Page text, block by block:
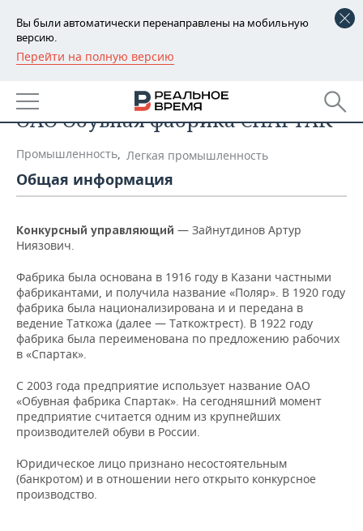
Вы были автоматически перенаправлены на мобильную
версию.
Перейти на полную версию
РЕГИОНЫ
БАШКОРТОСТАН
ТАТАРСТАН
УДМУРТИЯ
НОВОСТИ
АНАЛИТИКА
НОВОСТИ АНАЛИТИКИ
КОРОЛИ ГОСЗАКАЗА ПФО
ВУЗЫ ТАТАРСТАНА
КОМУ ПРИНАДЛЕЖАТ
ТОРГОВЫЕ ЦЕНТРЫ
ТАТАРСТАНА
ЭКОНОМИКА
ФИНАНСЫ
БАНКИ
БЮДЖЕТ
ИНВЕСТИЦИИ
НОВОСТИ
АГРОПРОМ
МАШИНОСТРОЕНИЕ
НЕФТЬ
ОПК
ЭНЕРГЕТИКА
НЕДВИЖИМОСТЬ
НОВОСТИ НЕДВИЖИМОСТИ
АВТО
НОВОСТИ АВТО
БИЗНЕС
НОВОСТИ БИЗНЕСА
РОЗНИЧНАЯ ТОРГОВЛЯ
ТРАНСПОРТ
УСЛУГИ
ТЕХНОЛОГИИ
НОВОСТИ ТЕХНОЛОГИЙ
IT
МЕДИА
ТЕЛЕКОММУНИКАЦИИ
МЕРОПРИЯТИЯ
НОВОСТИ МЕРОПРИЯТИЙ
ВЫЕЗДНАЯ РЕДАКЦИЯ
БИЗНЕС-БРАНЧИ
СПОРТ
НОВОСТИ СПОРТА
ФУТБОЛ
ОБЩЕСТВО
НОВОСТИ ОБЩЕСТВА
ФОТОГАЛЕРЕЯ
ОАО Обувная фабрика СПАРТАК
Промышленность, Легкая промышленность
Общая информация
Конкурсный управляющий — Зайнутдинов Артур
Ниязович.
Фабрика была основана в 1916 году в Казани частными
фабрикантами, и получила название «Поляр». В 1920 году
фабрика была национализирована и и передана в
ведение Таткожа (далее — Таткожтрест). В 1922 году
фабрика была переименована по предложению рабочих
в «Спартак».
С 2003 года предприятие использует название ОАО
«Обувная фабрика Спартак». На сегодняшний момент
предприятие считается одним из крупнейших
производителей обуви в России.
Юридическое лицо признано несостоятельным
(банкротом) и в отношении него открыто конкурсное
производство.